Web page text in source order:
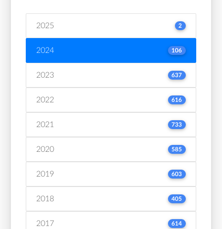
2025 2
2024 106
2023 637
2022 616
2021 733
2020 585
2019 603
2018 405
2017 614